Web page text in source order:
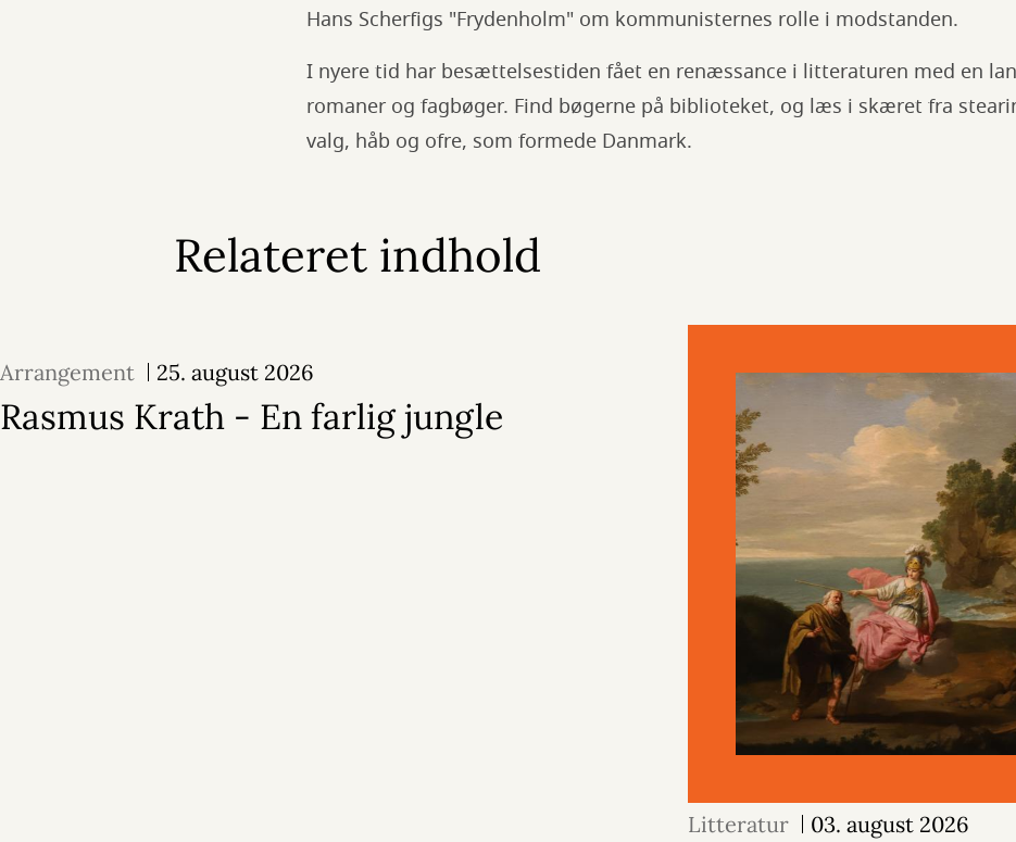
Hans Scherfigs "Frydenholm" om kommunisternes rolle i modstanden.
I nyere tid har besættelsestiden fået en renæssance i litteraturen med en
romaner og fagbøger. Find bøgerne på biblioteket, og læs i skæret fra
valg, håb og ofre, som formede Danmark.
Relateret indhold
Arrangement 25. august 2026
Rasmus Krath - En farlig jungle
Litteratur 03. august 2026